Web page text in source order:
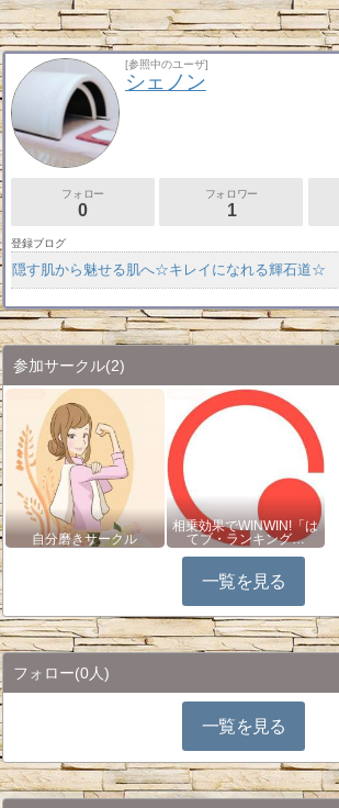
[参照中のユーザ]
シェノン
フォロー
0
フォロワー
1
登録ブログ
隠す肌から魅せる肌へ☆キレイになれる輝石道☆
参加サークル(2)
自分磨きサークル
相乗効果でWINWIN!「は
てブ・ランキング…
一覧を見る
フォロー(0人)
一覧を見る